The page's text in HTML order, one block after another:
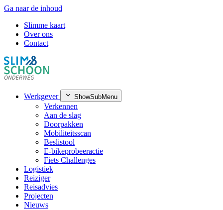
Ga naar de inhoud
Slimme kaart
Over ons
Contact
Werkgever ShowSubMenu
Verkennen
Aan de slag
Doorpakken
Mobiliteitsscan
Beslistool
E-bikeprobeeractie
Fiets Challenges
Logistiek
Reiziger
Reisadvies
Projecten
Nieuws